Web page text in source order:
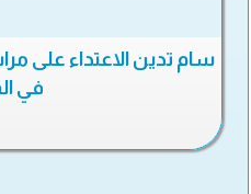
سام تدين الاعتداء على
في